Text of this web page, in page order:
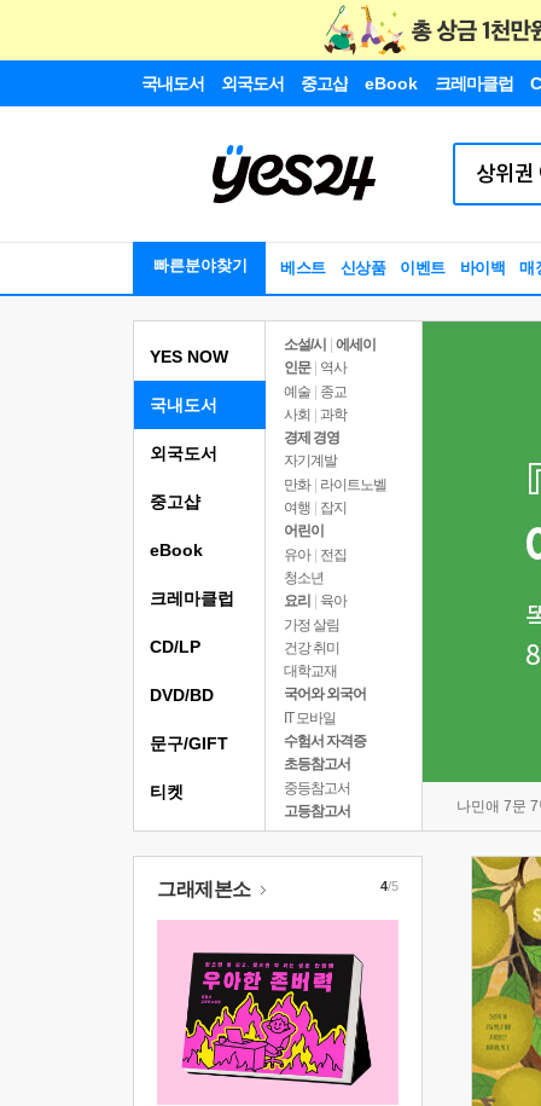
국내도서 외국도서 중고샵 eBook 크레마클럽
빠른분야찾기 베스트 신상품 이벤트 바이백 매
YES NOW
국내도서
소설/시
에세이
인문
역사
예술 | 종교
사회 | 과학
경제 경영
자기계발
만화 | 라이트노벨
여행
잡지
어린이
유아 | 전집
청소년
요리
육아
가정 살림
건강 취미
대학교재
국어와 외국어
IT 모바일
수험서 자격증
초등참고서
중등참고서
고등참고서
나민애 7문
외국도서
중고샵
eBook
크레마클럽
CD/LP
DVD/BD
문구/GIFT
티켓
그래제본소 4/5